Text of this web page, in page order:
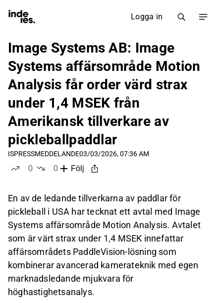
Logga in
Image Systems AB: Image
Systems affärsområde Motion
Analysis får order värd strax
under 1,4 MSEK från
Amerikansk tillverkare av
pickleballpaddlar
ISPRESSMEDDELANDE03/03/2026, 07:36 AM
0
0
Följ
En av de ledande tillverkarna av paddlar för
pickleball i USA har tecknat ett avtal med Image
Systems affärsområde Motion Analysis. Avtalet
som är värt strax under 1,4 MSEK innefattar
affärsområdets PaddleVision-lösning som
kombinerar avancerad kamerateknik med egen
marknadsledande mjukvara för
höghastighetsanalys.